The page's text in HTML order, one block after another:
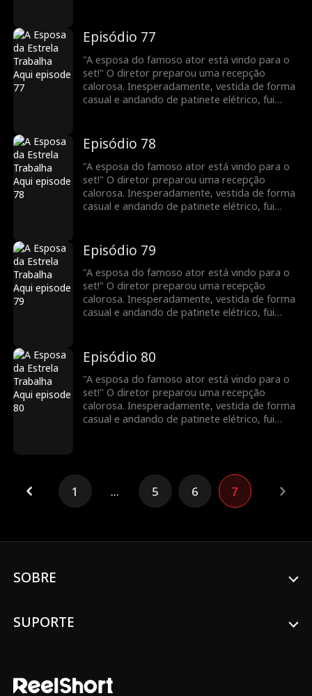
esposa do meu marido! Todos a bajulavam e
me maltratavam. Veja como vou deixá-los
envergonhados!
Episódio 77
"A esposa do famoso ator está vindo para o
set!" O diretor preparou uma recepção
calorosa. Inesperadamente, vestida de forma
casual e andando de patinete elétrico, fui
esposa do meu marido! Todos a bajulavam e
me maltratavam. Veja como vou deixá-los
envergonhados!
Episódio 78
"A esposa do famoso ator está vindo para o
set!" O diretor preparou uma recepção
calorosa. Inesperadamente, vestida de forma
casual e andando de patinete elétrico, fui
esposa do meu marido! Todos a bajulavam e
me maltratavam. Veja como vou deixá-los
envergonhados!
Episódio 79
"A esposa do famoso ator está vindo para o
set!" O diretor preparou uma recepção
calorosa. Inesperadamente, vestida de forma
casual e andando de patinete elétrico, fui
esposa do meu marido! Todos a bajulavam e
me maltratavam. Veja como vou deixá-los
envergonhados!
Episódio 80
"A esposa do famoso ator está vindo para o
set!" O diretor preparou uma recepção
calorosa. Inesperadamente, vestida de forma
casual e andando de patinete elétrico, fui
me maltratavam. Veja como vou deixá-los
envergonhados!
1 ... 5 6 7
SOBRE
SUPORTE